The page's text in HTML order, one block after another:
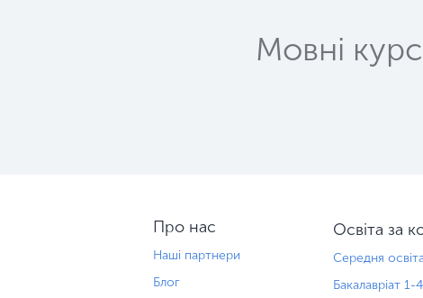
Мовні
Про нас
Наші партнери
Блог
Освіта за
Середня
Бакалавріат 1-